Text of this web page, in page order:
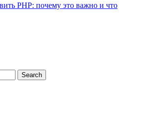
PHP: почему это важно и что